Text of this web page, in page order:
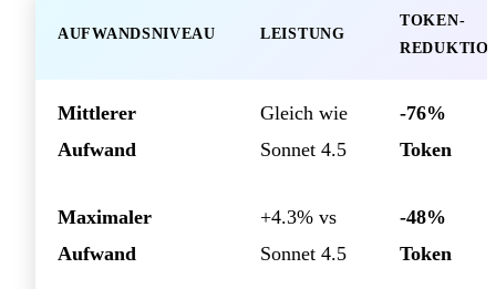
AUFWANDSNIVEAU LEISTUNG
TOKEN-
Mittlerer
Aufwand
Gleich wie
Sonnet 4.5
-76%
Token
Maximaler
Aufwand
+4.3% vs
Sonnet 4.5
-48%
Token